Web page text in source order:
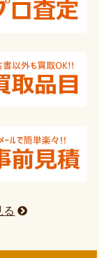
る